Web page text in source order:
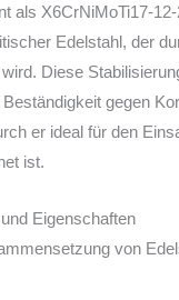
als X6CrNiMoTi17-
Edelstahl, der
Diese
gegen
er ideal für den
ist.
Eigenschaften
von